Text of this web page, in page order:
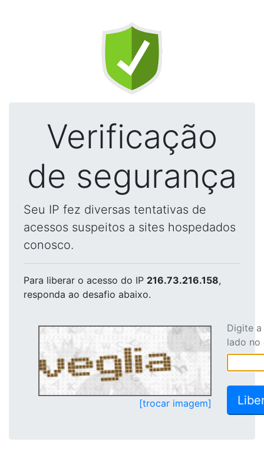
Verificação
de segurança
Seu IP fez diversas tentativas de
acessos suspeitos a sites hospedados
conosco.
Para liberar o acesso do IP 216.73.216.158,
responda ao desafio abaixo.
[trocar imagem]
Digite
lado no